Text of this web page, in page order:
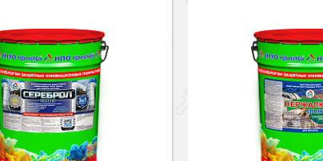
товары
товары
товары
грунт-эмали
для